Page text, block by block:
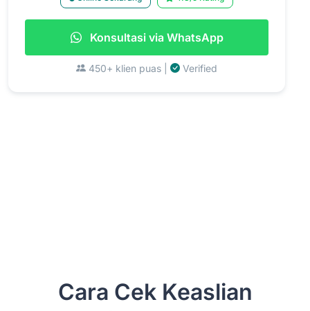
Konsultasi via WhatsApp
450+ klien puas | Verified
Cara Cek Keaslian